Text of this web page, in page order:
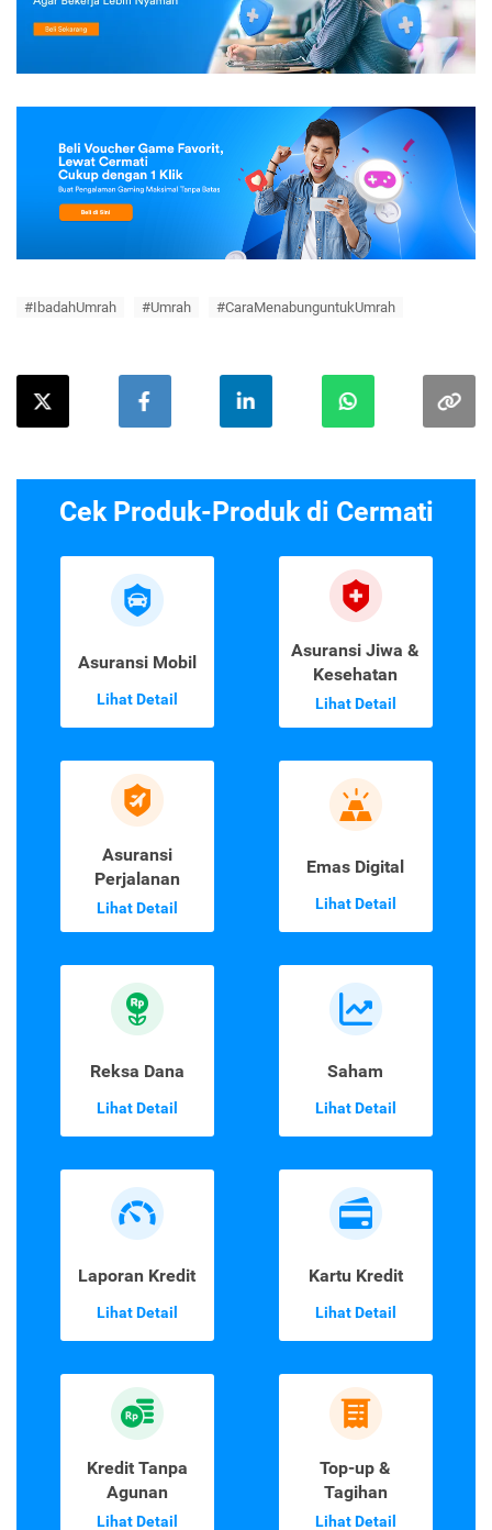
#IbadahUmrah #Umrah #CaraMenabunguntukUmrah
Cek Produk-Produk di Cermati
Asuransi Mobil
Lihat Detail
Asuransi Jiwa &
Kesehatan
Lihat Detail
Asuransi
Perjalanan
Lihat Detail
Emas Digital
Lihat Detail
Reksa Dana
Lihat Detail
Saham
Lihat Detail
Laporan Kredit
Lihat Detail
Kartu Kredit
Lihat Detail
Kredit Tanpa
Agunan
Lihat Detail
Top-up &
Tagihan
Lihat Detail